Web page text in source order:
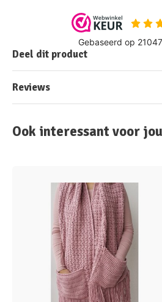
Deel dit product
Reviews
Ook interessant voor